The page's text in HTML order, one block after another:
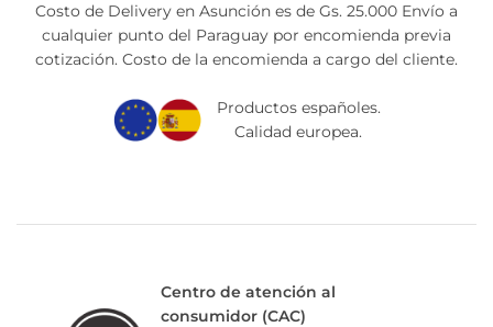
Costo de Delivery en Asunción es de Gs. 25.000 Envío a
cualquier punto del Paraguay por encomienda previa
cotización. Costo de la encomienda a cargo del cliente.
Productos españoles.
Calidad europea.
Centro de atención al
consumidor (CAC)